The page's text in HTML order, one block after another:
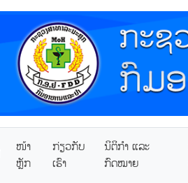
ໜ້າ
ຫຼັກ
ກ່ຽວກັບ
ເຮົາ
ນິຕິກໍາ ແລະ
ກົດໝາຍ